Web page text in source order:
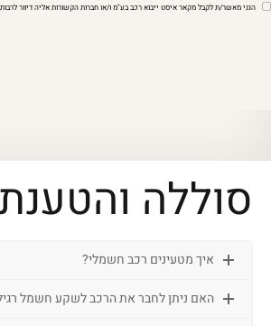
הנני מאשר/ת לקבל מקאר איסט ייבוא רכב בע"מ ו/או חברות הקשורות אליה דיוור
סוללה
איך מטעינים רכב חשמלי?
האם ניתן לחבר את הרכב לשקע חשמל